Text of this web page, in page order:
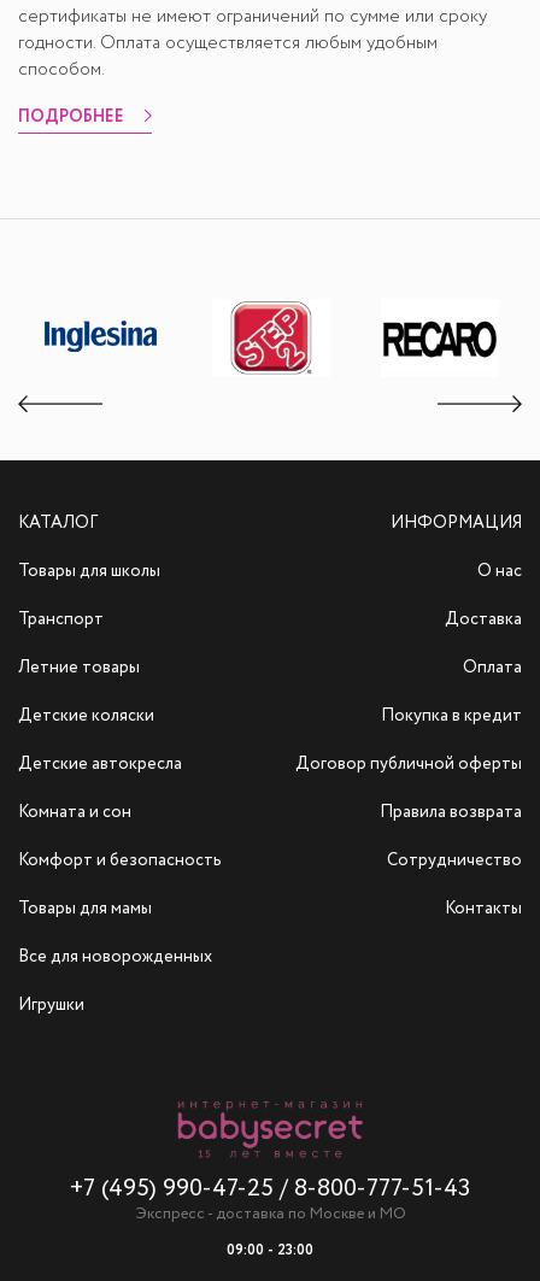
сертификаты не имеют ограничений по сумме или сроку
годности. Оплата осуществляется любым удобным
способом.
ПОДРОБНЕЕ
КАТАЛОГ
Товары для школы
Транспорт
Летние товары
Детские коляски
Детские автокресла
Комната и сон
Комфорт и безопасность
Товары для мамы
Все для новорожденных
Игрушки
+7 (495) 990-47-25 / 8-800-777-51-43
Экспресс - доставка по Москве и МО
09:00 - 23:00
ИНФОРМАЦИЯ
О нас
Доставка
Оплата
Покупка в кредит
Договор публичной оферты
Правила возврата
Сотрудничество
Контакты